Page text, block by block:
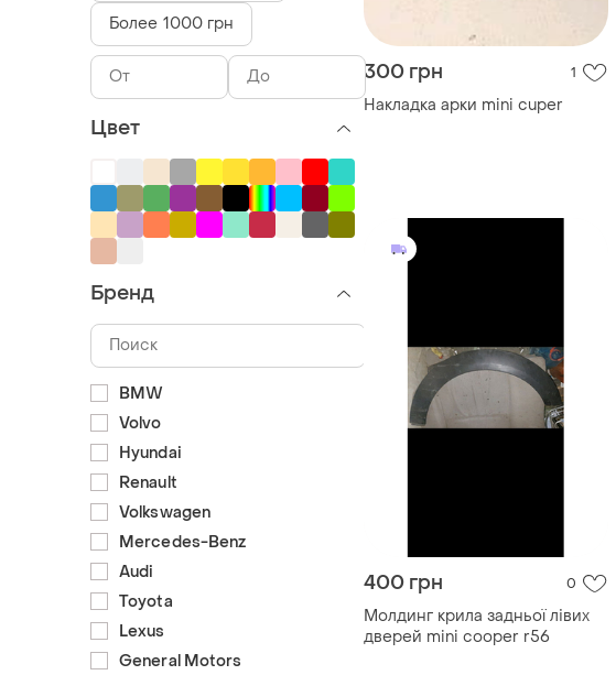
300 грн 1
Накладка арки mini cuper
400 грн 0
Молдинг крила задньої лівих
дверей mini cooper r56
Более 1000 грн
Цвет
Бренд
BMW
Volvo
Hyundai
Renault
Volkswagen
Mercedes-Benz
Audi
Toyota
Lexus
General Motors